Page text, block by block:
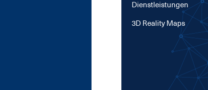
Dienstleistungen
3D Rea­li­ty Maps